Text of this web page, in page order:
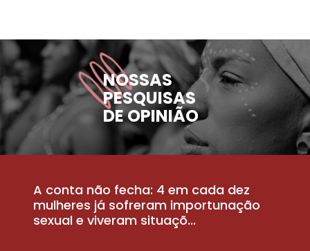
NOSSAS
PESQUISAS
DE OPINIÃO
A conta não fecha: 4 em cada dez
mulheres já sofreram importunação
sexual e viveram situaçõ...